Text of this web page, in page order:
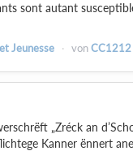
sont autant
Jeunesse vonCC1212
„Zréck an
Kanner ënnert